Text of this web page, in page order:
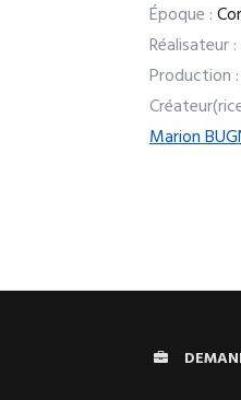
Époque :
Réalisateur :
Production :
Marion